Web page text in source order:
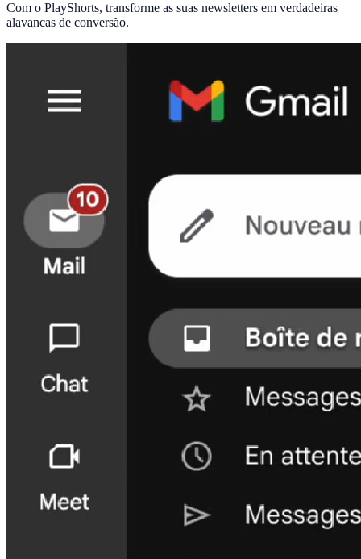
Com o PlayShorts, transforme as suas newsletters em verdadeiras
alavancas de conversão.